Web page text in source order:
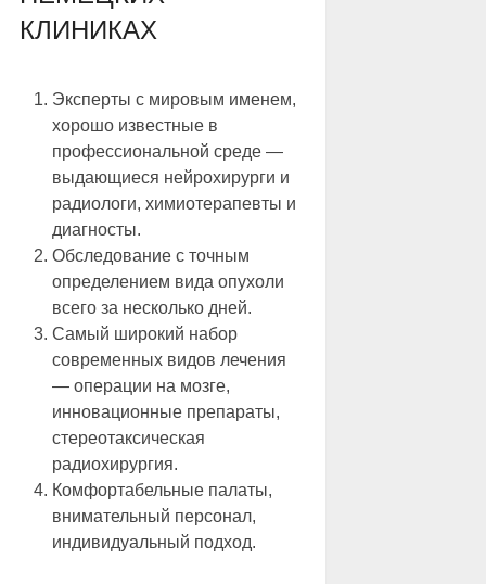
КЛИНИКАХ
Эксперты с мировым именем,
хорошо известные в
профессиональной среде —
выдающиеся нейрохирурги и
радиологи, химиотерапевты и
диагносты.
Обследование с точным
определением вида опухоли
всего за несколько дней.
Самый широкий набор
современных видов лечения
— операции на мозге,
инновационные препараты,
стереотаксическая
радиохирургия.
Комфортабельные палаты,
внимательный персонал,
индивидуальный подход.